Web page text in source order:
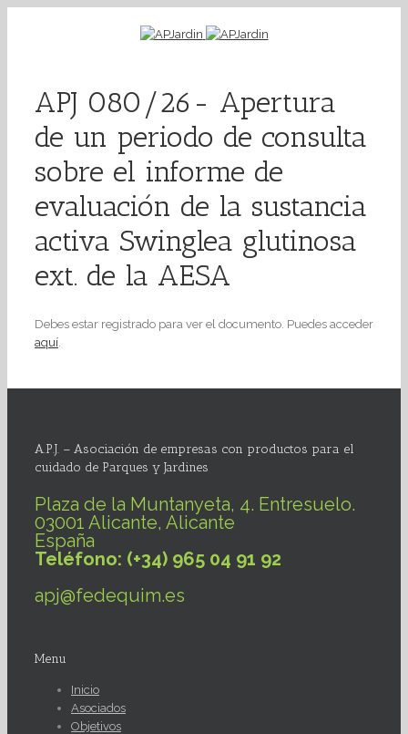
APJ 080/26- Apertura
de un periodo de consulta
sobre el informe de
evaluación de la sustancia
activa Swinglea glutinosa
ext. de la AESA
Debes estar registrado para ver el documento. Puedes acceder
aquí.
A.P.J. – Asociación de empresas con productos para el
cuidado de Parques y Jardines
Plaza de la Muntanyeta, 4. Entresuelo.
03001 Alicante, Alicante
España
Teléfono: (+34) 965 04 91 92
apj@fedequim.es
Menu
Inicio
Asociados
Objetivos